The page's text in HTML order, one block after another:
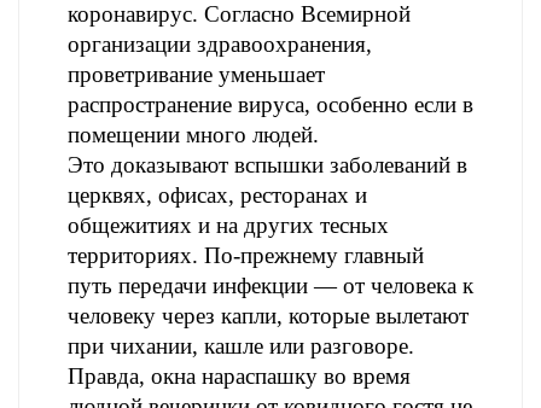
коронавирус. Согласно Всемирной
организации здравоохранения,
проветривание уменьшает
распространение вируса, особенно если в
помещении много людей.
Это доказывают вспышки заболеваний в
церквях, офисах, ресторанах и
общежитиях и на других тесных
территориях. По-прежнему главный
путь передачи инфекции — от человека к
человеку через капли, которые вылетают
при чихании, кашле или разговоре.
Правда, окна нараспашку во время